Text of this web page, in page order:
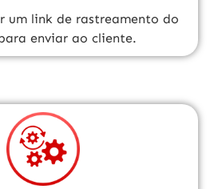
um link de rastreamento do
enviar ao cliente.